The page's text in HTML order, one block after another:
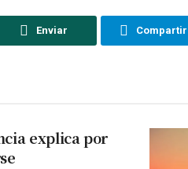
Enviar Compartir
explica por